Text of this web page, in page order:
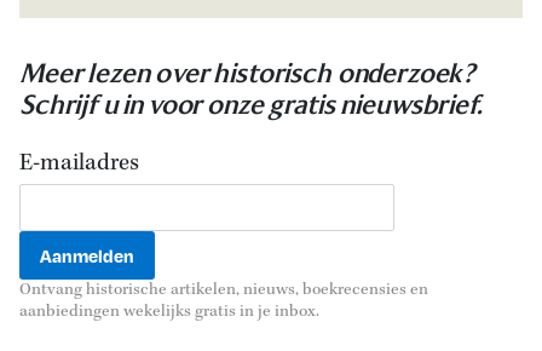
Meer lezen over historisch onderzoek?
Schrijf u in voor onze gratis nieuwsbrief.
E-mailadres
Ontvang historische artikelen, nieuws, boekrecensies en
aanbiedingen wekelijks gratis in je inbox.